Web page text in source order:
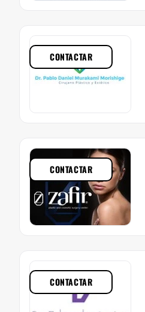
CONTACTAR
CONTACTAR
CONTACTAR